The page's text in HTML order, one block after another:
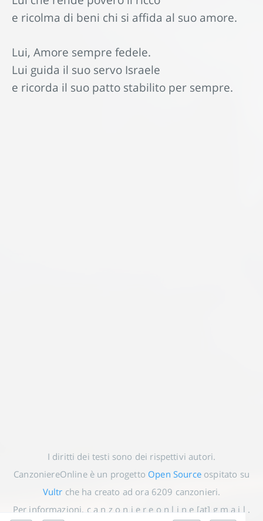
e ricolma di beni chi si affida al suo amore.
Lui, Amore sempre fedele.
Lui guida il suo servo Israele
e ricorda il suo patto stabilito per sempre.
I diritti dei testi sono dei rispettivi autori.
CanzoniereOnline è un progetto Open Sourceospitato su
Vultr che ha creato ad ora 6209 canzonieri.
Per informazioni, c a n z o n i e r e o n l i n e [at] g m a i l .